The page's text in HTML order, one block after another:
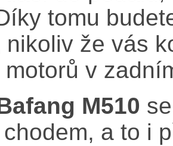
tomu
nikoliv že vás
motorů v
M510
a to i